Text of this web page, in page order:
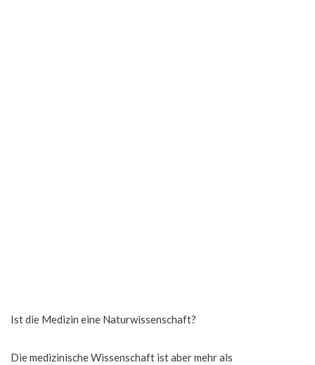
Ist die Medizin eine Naturwissenschaft?
Die medizinische Wissenschaft ist aber mehr als